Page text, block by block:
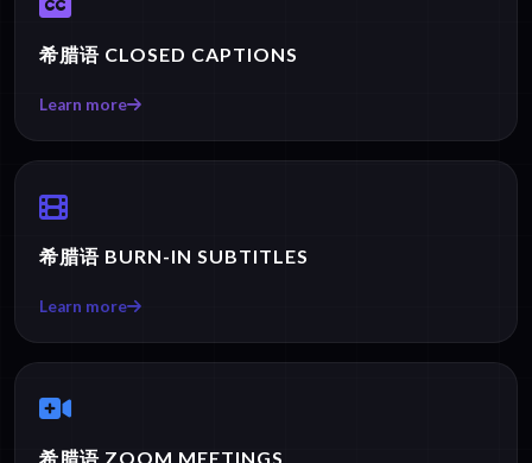
希腊语 CLOSED CAPTIONS
Learn more
希腊语 BURN-IN SUBTITLES
Learn more
希腊语 ZOOM MEETINGS